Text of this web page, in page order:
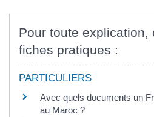
Pour toute explication,
fiches pratiques :
PARTICULIERS
Avec quels documents un
au Maroc ?